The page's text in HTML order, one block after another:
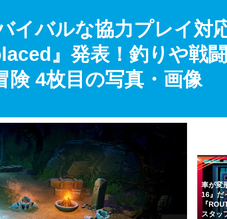
イバルな協力プレイ対
』発表！釣りや戦
険 4枚目の写真・画像
車が変
16』だ
『
スタッ